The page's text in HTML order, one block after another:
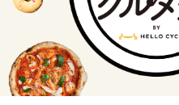
ショッピング
中央線カルチャー
特集